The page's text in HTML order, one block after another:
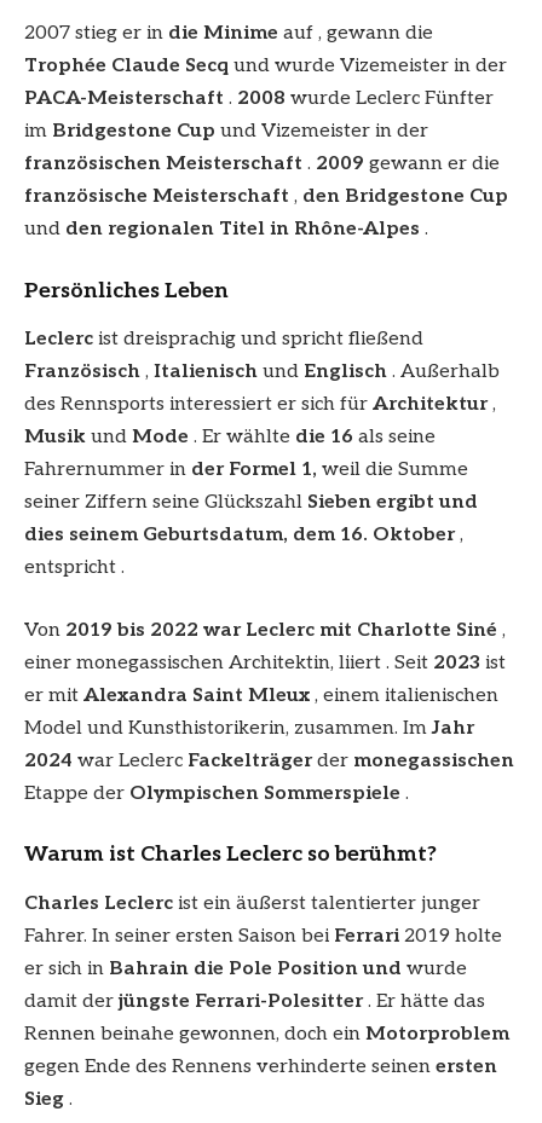
2007 stieg er in die Minime auf , gewann die
Trophée Claude Secq und wurde Vizemeister in der
PACA-Meisterschaft . 2008 wurde Leclerc Fünfter
im Bridgestone Cup und Vizemeister in der
französischen Meisterschaft . 2009 gewann er die
französische Meisterschaft , den Bridgestone Cup
und den regionalen Titel in Rhône-Alpes .
Persönliches Leben
Leclerc ist dreisprachig und spricht fließend
Französisch , Italienisch und Englisch . Außerhalb
des Rennsports interessiert er sich für Architektur,
Musik und Mode . Er wählte die 16 als seine
Fahrernummer in der Formel 1, weil die Summe
seiner Ziffern seine Glückszahl Sieben ergibt und
dies seinem Geburtsdatum, dem 16. Oktober,
entspricht .
Von 2019 bis 2022 war Leclerc mit Charlotte Siné ,
einer monegassischen Architektin, liiert . Seit 2023 ist
er mit Alexandra Saint Mleux , einem italienischen
Model und Kunsthistorikerin, zusammen. ImJahr
2024 war Leclerc Fackelträgerder monegassischen
Etappe der Olympischen Sommerspiele .
Warum ist Charles Leclerc so berühmt?
Charles Leclerc ist ein äußerst talentierter junger
Fahrer. In seiner ersten Saison bei Ferrari 2019 holte
er sich in Bahrain die Pole Position und wurde
damit derjüngste Ferrari-Polesitter. Er hätte das
Rennen beinahe gewonnen, doch ein Motorproblem
gegen Ende des Rennens verhinderte seinen ersten
Sieg .